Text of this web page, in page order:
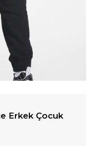
Erkek Çocuk